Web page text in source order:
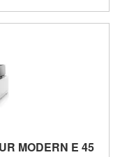
MODERN E 45